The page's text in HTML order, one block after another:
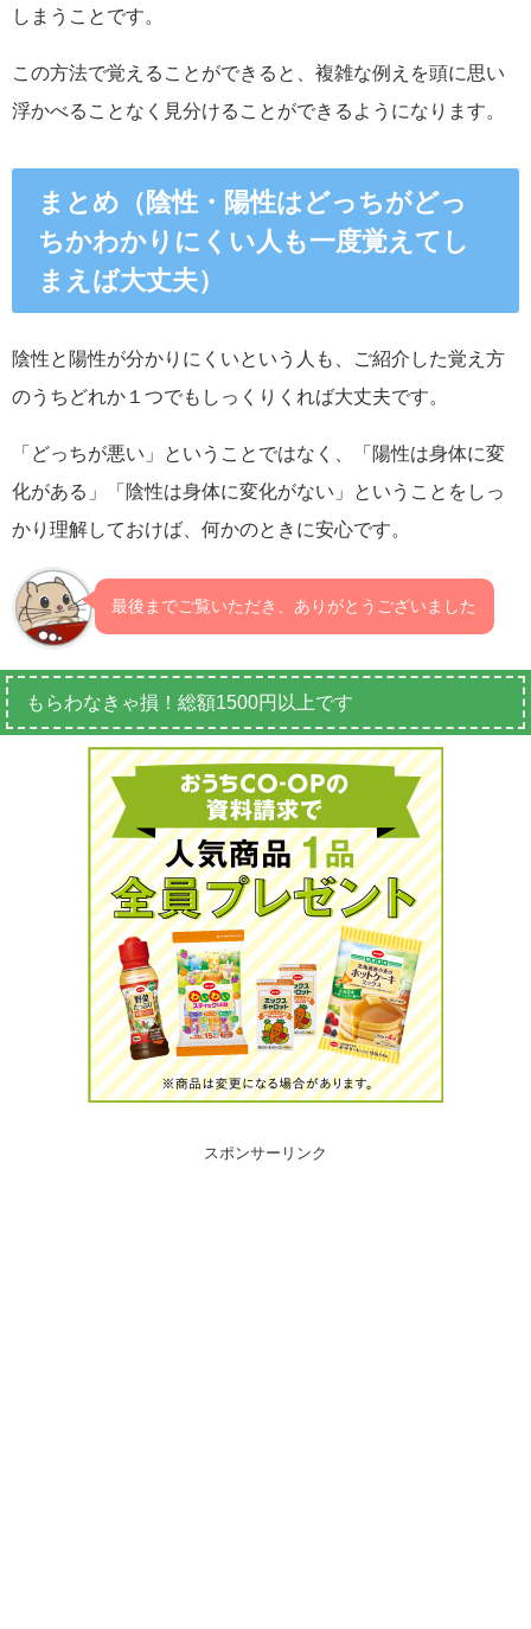
しまうことです。
この方法で覚えることができると、複雑な例えを頭に思い
浮かべることなく見分けることができるようになります。
まとめ（陰性・陽性はどっちがどっ
ちかわかりにくい人も一度覚えてし
まえば大丈夫）
陰性と陽性が分かりにくいという人も、ご紹介した覚え方
のうちどれか１つでもしっくりくれば大丈夫です。
「どっちが悪い」ということではなく、「陽性は身体に変
化がある」「陰性は身体に変化がない」ということをしっ
かり理解しておけば、何かのときに安心です。
最後までご覧いただき、ありがとうございました
もらわなきゃ損！総額1500円以上です
スポンサーリンク